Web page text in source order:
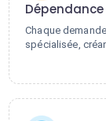
Chaque
spécialisée,